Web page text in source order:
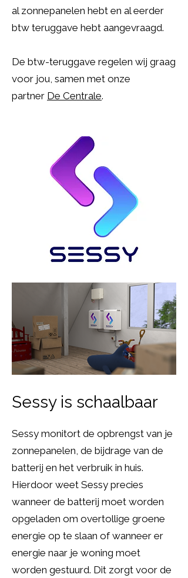
al zonnepanelen hebt en al eerder
btw teruggave hebt aangevraagd.
De btw-teruggave regelen wij graag
voor jou, samen met onze
partner De Centrale.
Sessy is schaalbaar
Sessy monitort de opbrengst van je
zonnepanelen, de bijdrage van de
batterij en het verbruik in huis.
Hierdoor weet Sessy precies
wanneer de batterij moet worden
opgeladen om overtollige groene
energie op te slaan of wanneer er
energie naar je woning moet
worden gestuurd. Dit zorgt voor de